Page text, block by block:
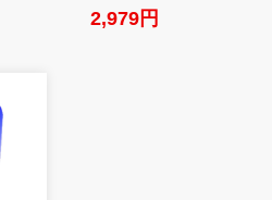
2,979円